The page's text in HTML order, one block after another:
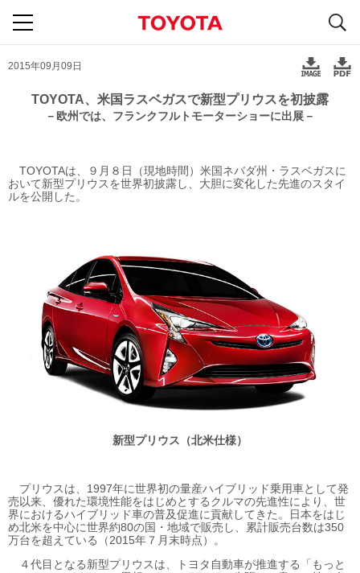
2015年09月09日
TOYOTA、米国ラスベガスで新型プリウスを初披露
－欧州では、フランクフルトモーターショーに出展－
TOYOTAは、９月８日（現地時間）米国ネバダ州・ラスベガスに
おいて新型プリウスを世界初披露し、大胆に変化した先進のスタイ
ルを公開した。
新型プリウス（北米仕様）
プリウスは、1997年に世界初の量産ハイブリッド乗用車として発
売以来、優れた環境性能をはじめとするクルマの先進性により、世
界におけるハイブリッド車の普及促進に貢献してきた。日本をはじ
め北米を中心に世界約80の国・地域で販売し、累計販売台数は350
万台を超えている（2015年７月末時点）。
４代目となる新型プリウスは、トヨタ自動車が推進する「もっと